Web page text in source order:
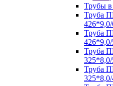
Трубы
Труба
Труба
Труба
Труба